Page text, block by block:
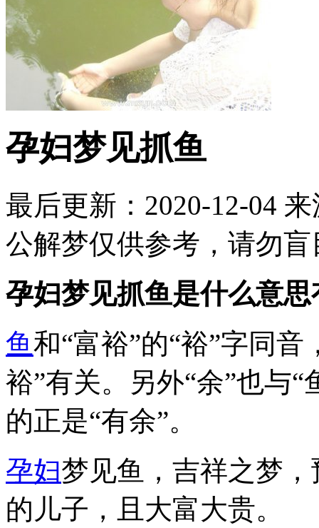
孕妇梦见抓鱼
最后更新：2020-12-04 来
公解梦仅供参考，请勿盲
孕妇梦见抓鱼是什么意
鱼和“富裕”的“裕”字同
裕”有关。另外“余”也与
的正是“有余”。
孕妇梦见鱼，吉祥之梦
的儿子，且大富大贵。